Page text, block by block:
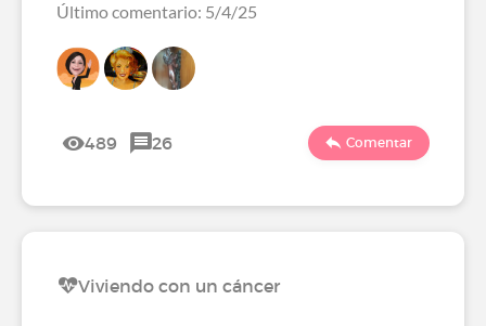
Último comentario: 5/4/25
489 26 Comentar
Viviendo con un cáncer